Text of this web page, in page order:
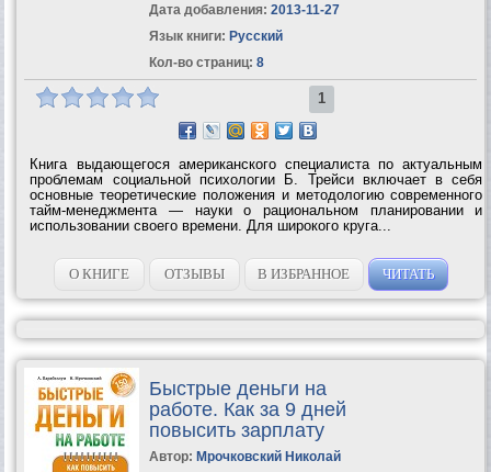
Дата добавления: 2013-11-27
Язык книги: Русский
Кол-во страниц: 8
1
Книга выдающегося американского специалиста по актуальным
проблемам социальной психологии Б. Трейси включает в себя
основные теоретические положения и методологию современного
тайм-менеджмента — науки о рациональном планировании и
использовании своего времени. Для широкого круга...
О КНИГЕ ОТЗЫВЫ В ИЗБРАННОЕ ЧИТАТЬ
Быстрые деньги на
работе. Как за 9 дней
повысить зарплату
Автор: Мрочковский Николай